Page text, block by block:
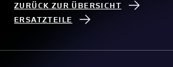
ZURÜCK ZUR ÜBERSICHT
ERSATZTEILE